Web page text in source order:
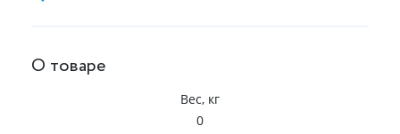
О товаре
Вес, кг
0